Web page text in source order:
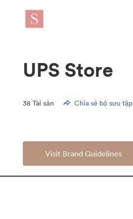
UPS Store
38 Tài sản Chia sẻ bộ sưu tập
Visit Brand Guidelines